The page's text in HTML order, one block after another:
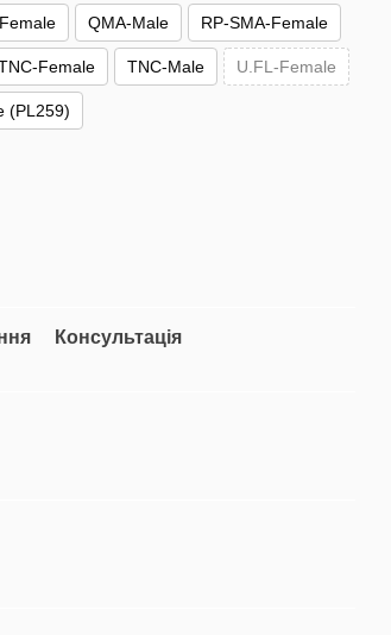
QMA-Male RP-SMA-Female
Female TNC-Male U.FL-Female
(PL259)
Консультація